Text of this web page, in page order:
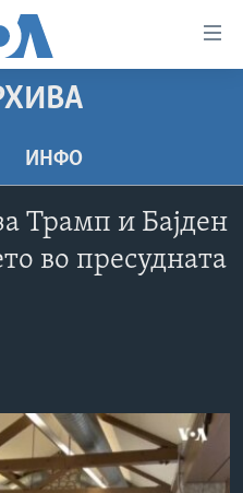
АРХИВА
ИНФО
Трамп и Бајден
во пресудната